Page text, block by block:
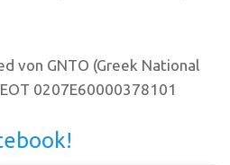
von GNTO (Greek National
0207E60000378101